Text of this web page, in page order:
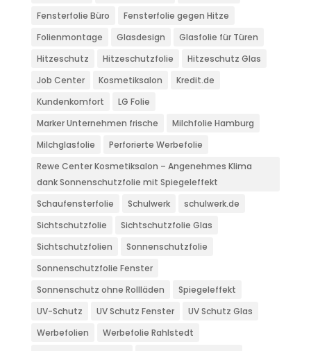
Fensterfolie Büro
Fensterfolie gegen Hitze
Folienmontage
Glasdesign
Glasfolie für Türen
Hitzeschutz
Hitzeschutzfolie
Hitzeschutz Glas
Job Center
Kosmetiksalon
Kredit.de
Kundenkomfort
LG Folie
Marker Unternehmen frische
Milchfolie Hamburg
Milchglasfolie
Perforierte Werbefolie
Rewe Center Kosmetiksalon – Angenehmes Klima
dank Sonnenschutzfolie mit Spiegeleffekt
Schaufensterfolie
Schulwerk
schulwerk.de
Sichtschutzfolie
Sichtschutzfolie Glas
Sichtschutzfolien
Sonnenschutzfolie
Sonnenschutzfolie Fenster
Sonnenschutz ohne Rollläden
Spiegeleffekt
UV-Schutz
UV Schutz Fenster
UV Schutz Glas
Werbefolien
Werbefolie Rahlstedt